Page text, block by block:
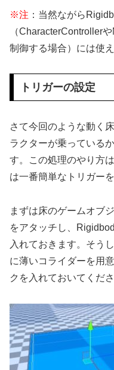
※注 ：当然ながら
（CharacterController
制御する場合）には使
トリガーの設定
さて今回のような動く
ラクターが乗っている
す。この処理のやり方
は一番簡単なトリガー
まずは床のゲームオブ
をアタッチし、
入れておきます。そう
に薄いコライダーを用
クを入れておいてくださ